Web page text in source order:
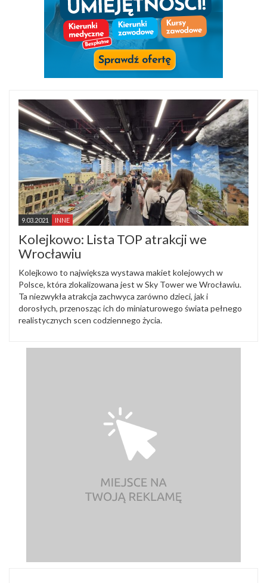
9.03.2021 INNE
Kolejkowo: Lista TOP atrakcji we
Wrocławiu
Kolejkowo to największa wystawa makiet kolejowych w
Polsce, która zlokalizowana jest w Sky Tower we Wrocławiu.
Ta niezwykła atrakcja zachwyca zarówno dzieci, jak i
dorosłych, przenosząc ich do miniaturowego świata pełnego
realistycznych scen codziennego życia.